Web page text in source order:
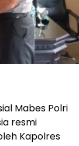
Mabes Polri
resmi
Kapolres